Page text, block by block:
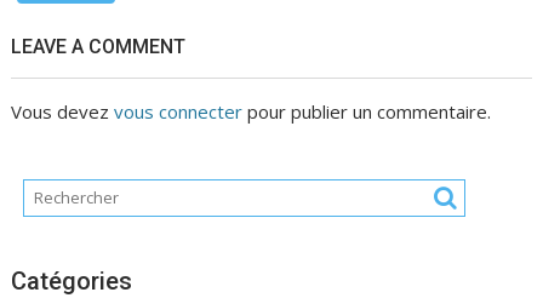
LEAVE A COMMENT
Vous devezvous connecter pour publier un commentaire.
Catégories